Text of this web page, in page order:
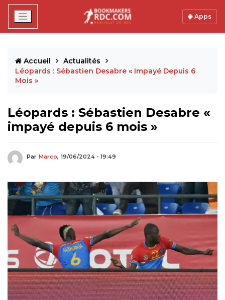
Apps
Accueil
Actualités
Léopards : Sébastien Desabre « Impayé Depuis 6
Mois »
Léopards : Sébastien Desabre «
impayé depuis 6 mois »
Par Marco, 19/06/2024 - 19:49